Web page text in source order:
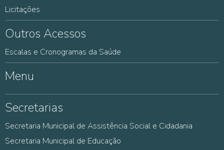
Licitações
Outros Acessos
Escalas e Cronogramas da Saúde
Menu
Secretarias
Secretaria Municipal de Assistência Social e Cidadania
Secretaria Municipal de Educação